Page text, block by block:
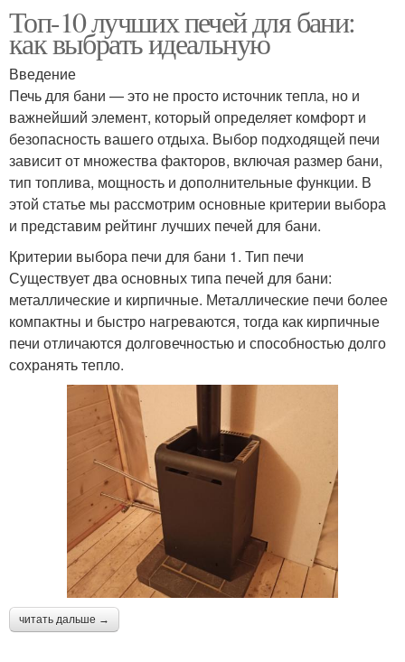
Топ-10 лучших печей для бани:
как выбрать идеальную
Введение
Печь для бани — это не просто источник тепла, но и
важнейший элемент, который определяет комфорт и
безопасность вашего отдыха. Выбор подходящей печи
зависит от множества факторов, включая размер бани,
тип топлива, мощность и дополнительные функции. В
этой статье мы рассмотрим основные критерии выбора
и представим рейтинг лучших печей для бани.
Критерии выбора печи для бани 1. Тип печи
Существует два основных типа печей для бани:
металлические и кирпичные. Металлические печи более
компактны и быстро нагреваются, тогда как кирпичные
печи отличаются долговечностью и способностью долго
сохранять тепло.
читать дальше →